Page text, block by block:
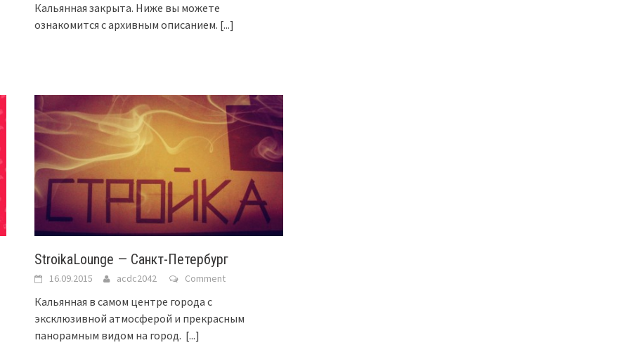
Кальянная закрыта. Ниже вы можете
ознакомится с архивным описанием. [...]
StroikaLounge — Санкт-Петербург
16.09.2015 acdc2042 Comment
Кальянная в самом центре города с
эксклюзивной атмосферой и прекрасным
панорамным видом на город. [...]